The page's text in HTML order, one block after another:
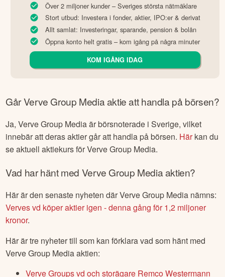
Över 2 miljoner kunder – Sveriges största nätmäklare
Stort utbud: Investera i fonder, aktier, IPO:er & derivat
Allt samlat: Investeringar, sparande, pension & bolån
Öppna konto helt gratis – kom igång på några minuter
KOM IGÅNG IDAG
GårVerve Group Mediaaktie att handla på börsen?
Ja,Verve Group Mediaär börsnoterade i Sverige, vilket
innebär att deras aktier går att handla på börsen. Härkan du
se aktuell aktiekurs förVerve Group Media.
Vad har hänt med Verve Group Mediaaktien?
Här är den senaste nyheten därVerve Group Media nämns:
Verves vd köper aktier igen - denna gång för 1,2 miljoner
kronor.
Här är tre nyheter till som kan förklara vad som hänt med
Verve Group Mediaaktien:
Verve Groups vd och storägare Remco Westermann